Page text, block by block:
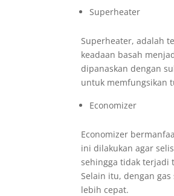
Superheater
Superheater, adalah
keadaan basah
dipanaskan dengan
untuk memfungsikan
Economizer
Economizer
ini dilakukan agar
sehingga tidak terjadi
Selain itu, dengan
lebih cepat.